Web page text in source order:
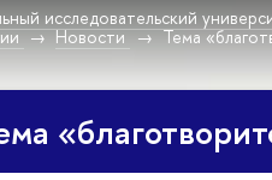
исследовательский
Новости Тема